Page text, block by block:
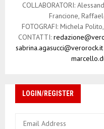
COLLABORATORI:
Francione,
FOTOGRAFI: Michela
CONTATTI:
sabrina.agasucci@verorock.it
LOGIN/REGISTER